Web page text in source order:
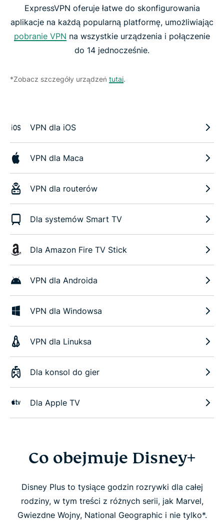
ExpressVPN oferuje łatwe do skonfigurowania
aplikacje na każdą popularną platformę, umożliwiając
pobranie VPN na wszystkie urządzenia i połączenie
do 14 jednocześnie.
*Zobacz szczegóły urządzeń tutaj.
VPN dla iOS
VPN dla Maca
VPN dla routerów
Dla systemów Smart TV
Dla Amazon Fire TV Stick
VPN dla Androida
VPN dla Windowsa
VPN dla Linuksa
Dla konsol do gier
Dla Apple TV
Co obejmuje Disney+
Disney Plus to tysiące godzin rozrywki dla całej
rodziny, w tym treści z różnych serii, jak Marvel,
Gwiezdne Wojny, National Geographic i nie tylko*.